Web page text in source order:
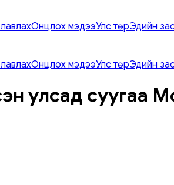
Онцлох мэдээУлс төрЭдийн
Онцлох мэдээУлс төрЭдийн
улсад суугаа